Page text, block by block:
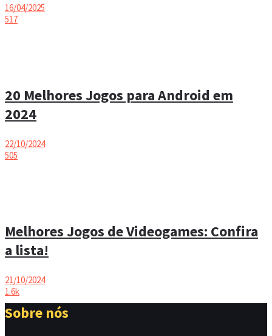
16/04/2025
517
20 Melhores Jogos para Android em
2024
22/10/2024
505
Melhores Jogos de Videogames: Confira
a lista!
21/10/2024
1.6k
Sobre nós